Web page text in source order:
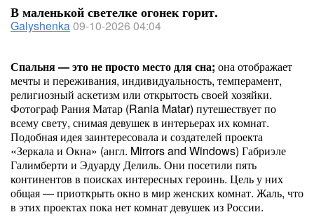
В маленькой светелке огонек горит.
Galyshenka09-10-2026 04:04
Спальня — это не просто место для сна; она отображает
мечты и переживания, индивидуальность, темперамент,
религиозный аскетизм или открытость своей хозяйки.
Фотограф Рания Матар (Rania Matar) путешествует по
всему свету, снимая девушек в интерьерах их комнат.
Подобная идея заинтересовала и создателей проекта
«Зеркала и Окна» (англ. Mirrors and Windows) Габриэле
Галимберти и Эдуарду Делиль. Они посетили пять
континентов в поисках интересных героинь. Цель у них
общая — приоткрыть окно в мир женских комнат. Жаль, что
в этих проектах пока нет комнат девушек из России.